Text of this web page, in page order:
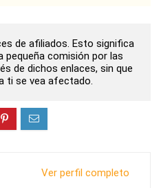
de afiliados. Esto significa
pequeña comisión por las
de dichos enlaces, sin que
ti se vea afectado.
Ver perfil completo